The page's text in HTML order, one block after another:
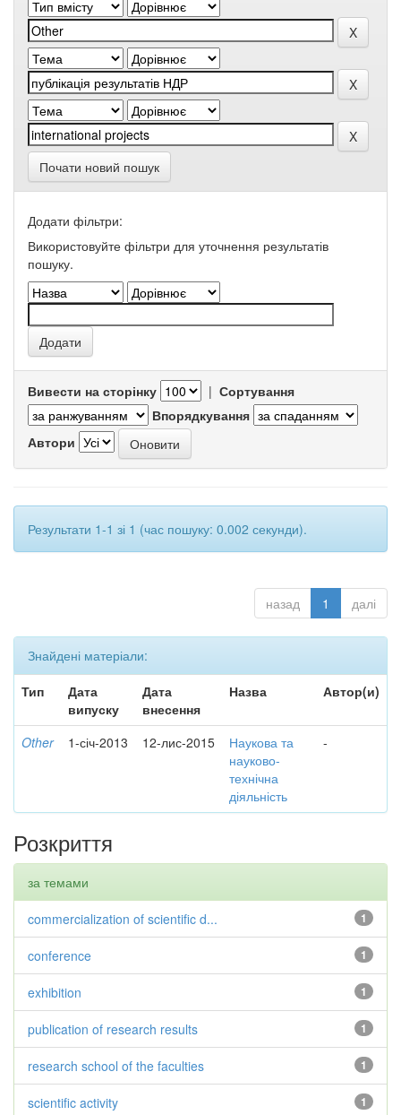
Почати новий пошук
Додати фільтри:
Використовуйте фільтри для уточнення результатів
пошуку.
Вивести на сторінку | Сортування
Впорядкування
Автори
Результати 1-1 зі 1 (час пошуку: 0.002 секунди).
назад 1 далі
Знайдені матеріали:
Тип
Дата
випуску
Дата
внесення
Назва Автор(и)
Other 1-січ-2013 12-лис-2015
Наукова та
науково-
технічна
діяльність
-
Розкриття
за темами
1
commercialization of scientific d...
1
conference
1
exhibition
1
publication of research results
1
research school of the faculties
1
scientific activity